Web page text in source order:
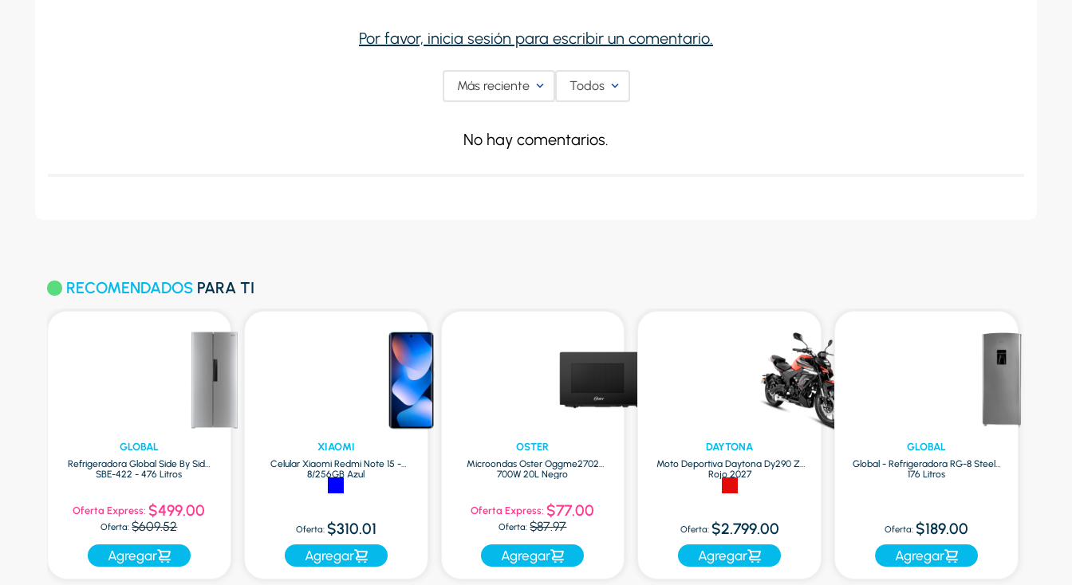
Por favor, inicia sesión para escribir un comentario.
Más reciente Todos
No hay comentarios.
RECOMENDADOS PARA TI
GLOBAL
Refrigeradora Global Side By Side
SBE-422 - 476 Litros
Oferta Express: $499.00
Oferta: $609.52
Agregar
XIAOMI
Celular Xiaomi Redmi Note 15 -
8/256GB Azul
Oferta: $310.01
Agregar
OSTER
Microondas Oster Oggme2702
700W 20L Negro
Oferta Express: $77.00
Oferta: $87.97
Agregar
DAYTONA
Moto Deportiva Daytona Dy290 Zr
Rojo 2027
Oferta: $2.799.00
Agregar
GLOBAL
Global - Refrigeradora RG-8 Steel |
176 Litros
Oferta: $189.00
Agregar